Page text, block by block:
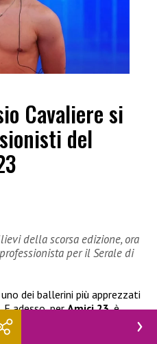
Cavaliere si
del
della scorsa edizione, ora
per il Serale di
dei ballerini più apprezzati
. E adesso, perAmici 23, è
del
di
, che è